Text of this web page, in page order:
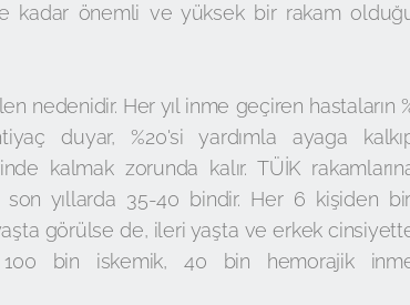
kadar önemli ve yüksek bir rakam
nedenidir. Her yıl inme geçiren hastaların
duyar, %20'si yardımla ayaga
kalmak zorunda kalır. TÜİK
yıllarda 35-40 bindir. Her 6 kişiden
görülse de, ileri yaşta ve erkek
100 bin iskemik, 40 bin hemorajik